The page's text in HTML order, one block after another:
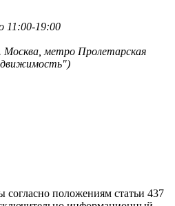
11:00-19:00
Москва, метро Пролетарская
положениям статьи 437